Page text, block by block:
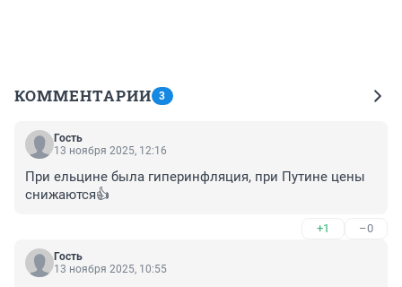
КОММЕНТАРИИ 3
Гость
13 ноября 2025, 12:16
При ельцине была гиперинфляция, при Путине цены
снижаются👍
+1 –0
Гость
13 ноября 2025, 10:55